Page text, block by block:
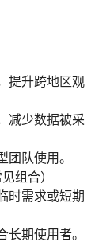
提升跨地区观
减少数据被采
队使用。
组合）
时需求或短期
期使用者。